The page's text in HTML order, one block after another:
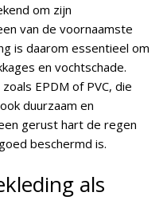
om zijn
van de voornaamste
is daarom essentieel om
en vochtschade.
EPDM of PVC, die
duurzaam en
gerust hart de regen
beschermd is.
als